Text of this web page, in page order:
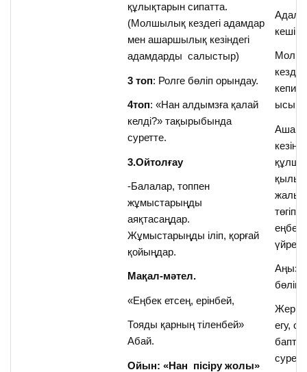
құлықтарын сипатта.
(Молшылық кездегі адамдар
мен ашаршылық кезіндегі
адамдарды салыстыр)
3 топ: Ролге бөліп орындау.
4топ: «Нан алдымзға қалай
келді?» тақырыбында
суретте.
3.Ойтолғау
-Балалар, топпен
жұмыстарыңды
аяқтасаңдар.
Жұмыстарыңды іліп, қорғай
қойыңдар.
Мақал-мәтел.
«Еңбек етсең, ерінбей,
Тояды қарның тіленбей»
Абай.
Ойын: «Нан пісіру жолы»
Адал,
кезде-
төгіп,
бөліп
Жер
егу,